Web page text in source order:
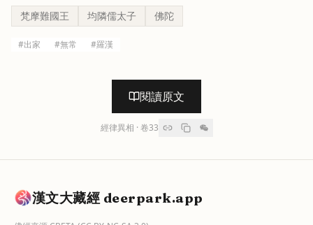
梵摩難國王
均隣儒太子 佛陀
#出家 #無常 #羅漢
閱讀原文
經律異相 · 卷33
漢文大藏經 deerpark.app